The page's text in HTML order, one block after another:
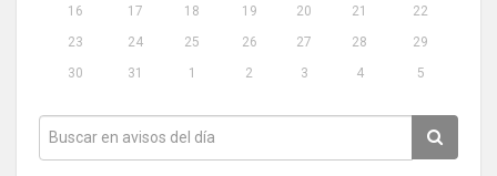
16
17 18 19 20 21
22
23
24 25 26 27 28
29
30
31 1 2 3 4 5